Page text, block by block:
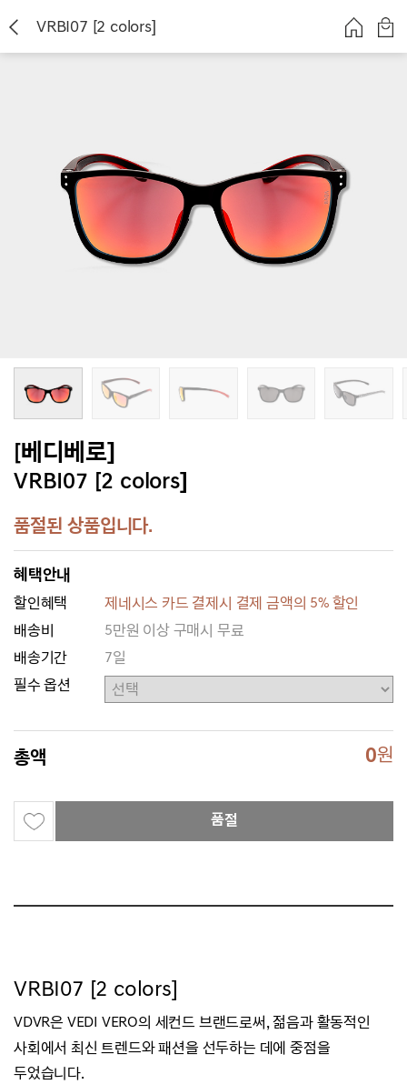
VRBI07 [2 colors]
[베디베로]
VRBI07 [2 colors]
품절된 상품입니다.
혜택안내
할인혜택
제네시스 카드 결제시 결제 금액의 5% 할인
배송비
5만원 이상 구매시 무료
배송기간
7일
필수 옵션
총액 0원
품절
VRBI07 [2 colors]
VDVR은 VEDI VERO의 세컨드 브랜드로써, 젊음과 활동적인
사회에서 최신 트렌드와 패션을 선두하는 데에 중점을
두었습니다.